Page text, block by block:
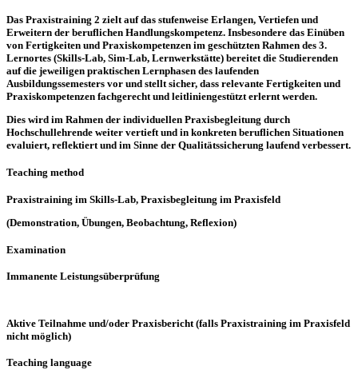
Das Praxistraining 2 zielt auf das stufenweise Erlangen, Vertiefen und
Erweitern der beruflichen Handlungskompetenz. Insbesondere das Einüben
von Fertigkeiten und Praxiskompetenzen im geschützten Rahmen des 3.
Lernortes (Skills-Lab, Sim-Lab, Lernwerkstätte) bereitet die Studierenden
auf die jeweiligen praktischen Lernphasen des laufenden
Ausbildungssemesters vor und stellt sicher, dass relevante Fertigkeiten und
Praxiskompetenzen fachgerecht und leitliniengestützt erlernt werden.
Dies wird im Rahmen der individuellen Praxisbegleitung durch
Hochschullehrende weiter vertieft und in konkreten beruflichen Situationen
evaluiert, reflektiert und im Sinne der Qualitätssicherung laufend verbessert.
Teaching method
Praxistraining im Skills-Lab, Praxisbegleitung im Praxisfeld
(Demonstration, Übungen, Beobachtung, Reflexion)
Examination
Immanente Leistungsüberprüfung
Aktive Teilnahme und/oder Praxisbericht (falls Praxistraining im Praxisfeld
nicht möglich)
Teaching language